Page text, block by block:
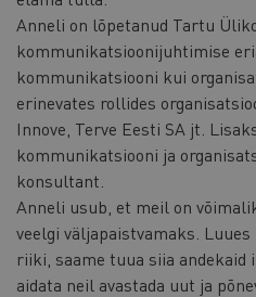
Anneli on lõpetanud Tartu
kommunikatsioonijuhtimise
kommunikatsiooni kui
erinevates rollides
Innove, Terve Eesti SA jt.
kommunikatsiooni ja
konsultant.
Anneli usub, et meil on
veelgi väljapaistvamaks.
riiki, saame tuua siia andekaid
aidata neil avastada uut ja